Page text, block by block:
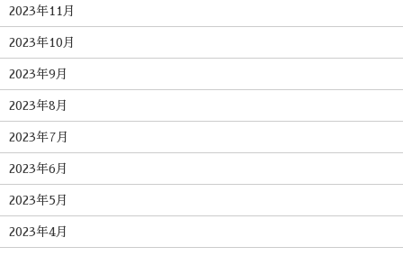
2023年11月
2023年10月
2023年9月
2023年8月
2023年7月
2023年6月
2023年5月
2023年4月